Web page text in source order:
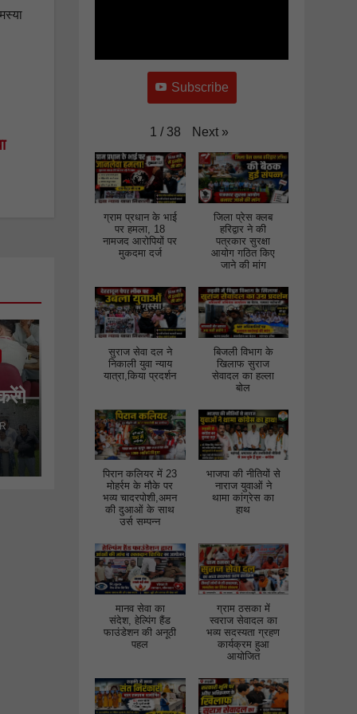
Subscribe
1 / 38 Next »
ग्राम प्रधान के भाई
पर हमला, 18
नामजद आरोपियों पर
मुकदमा दर्ज
जिला प्रेस क्लब
हरिद्वार ने की
पत्रकार सुरक्षा
आयोग गठित किए
जाने की मांग
सुराज सेवा दल ने
निकाली युवा न्याय
यात्रा,किया प्रदर्शन
बिजली विभाग के
खिलाफ सुराज
सेवादल का हल्ला
बोल
पिरान कलियर में 23
मोहर्रम के मौके पर
भव्य चादरपोशी,अमन
की दुआओं के साथ
उर्स सम्पन्न
भाजपा की नीतियों से
नाराज युवाओं ने
थामा कांग्रेस का
हाथ
मानव सेवा का
संदेश, हेल्पिंग हैंड
फाउंडेशन की अनूठी
पहल
ग्राम ठसका में
स्वराज सेवादल का
भव्य सदस्यता ग्रहण
कार्यक्रम हुआ
आयोजित